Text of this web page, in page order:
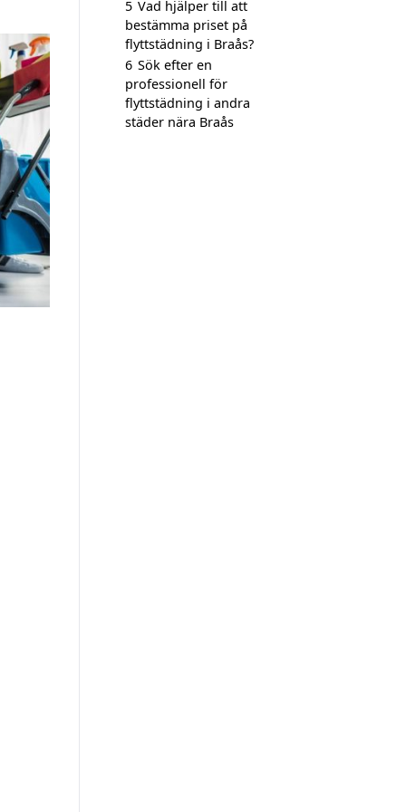
5 Vad hjälper till att
bestämma priset på
flyttstädning i Braås?
6 Sök efter en
professionell för
flyttstädning i andra
städer nära Braås